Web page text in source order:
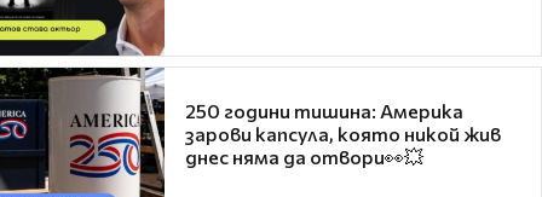
250 години тишина: Америка
зарови капсула, която никой жив
днес няма да отвори👀💥